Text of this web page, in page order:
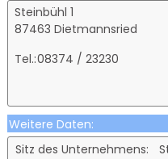
Steinbühl 1
87463 Dietmannsried
Tel.:08374 / 23230
Weitere Daten:
Sitz des Unternehmens: